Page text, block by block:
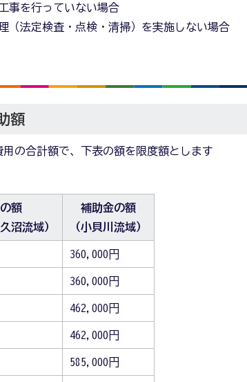
事を行っていない場合
（法定検査・点検・清掃）を実施しない場合
額
の合計額で、下表の額を限度額とします
額
沼流域）
補助金の額
（小貝川流域）
360,000円
360,000円
462,000円
462,000円
585,000円